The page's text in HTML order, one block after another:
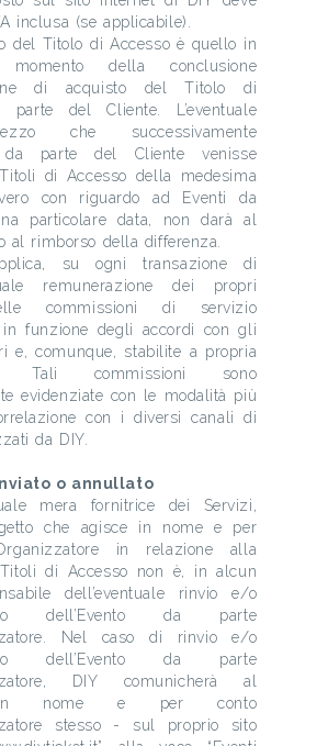
inclusa (se applicabile).
del Titolo di Accesso è quello in
della conclusione
di acquisto del Titolo di
parte del Cliente. L’eventuale
che successivamente
da parte del Cliente venisse
di Accesso della medesima
con riguardo ad Eventi da
particolare data, non darà al
al rimborso della differenza.
su ogni transazione di
remunerazione dei propri
commissioni di servizio
in funzione degli accordi con gli
e, comunque, stabilite a propria
Tali commissioni sono
evidenziate con le modalità più
con i diversi canali di
da DIY.
o annullato
mera fornitrice dei Servizi,
che agisce in nome e per
in relazione alla
di Accesso non è, in alcun
dell’eventuale rinvio e/o
dell’Evento da parte
Nel caso di rinvio e/o
dell’Evento da parte
DIY comunicherà al
in nome e per conto
stesso - sul proprio sito